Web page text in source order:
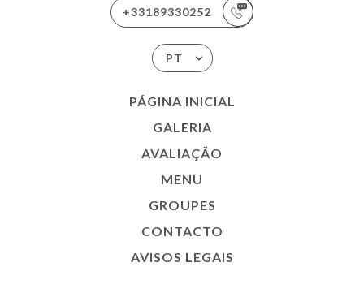
+33189330252
PT
PÁGINA INICIAL
GALERIA
AVALIAÇÃO
MENU
GROUPES
CONTACTO
AVISOS LEGAIS